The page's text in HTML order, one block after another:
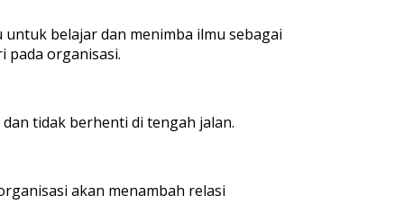
belajar dan menimba ilmu sebagai
pada organisasi.
tidak berhenti di tengah jalan.
akan menambah relasi